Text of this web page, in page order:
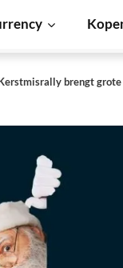
brengt